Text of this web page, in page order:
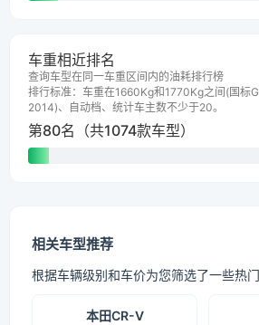
车重相近排名
查询车型在同一车重区间内的油耗排行榜
排行标准：车重在1660Kg和1770Kg之间(国标
2014)、自动档、统计车主数不少于20。
第80名（共1074款车型）
相关车型推荐
根据车辆级别和车价为您筛选了一些热
本田CR-V